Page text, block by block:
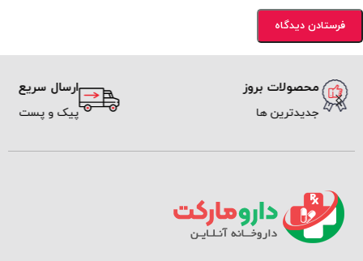
محصولات بروز
جدیدترین ها
ارسال سریع
پیک و پست